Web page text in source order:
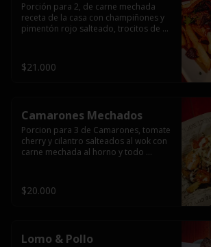
Porción para 2, de carne mechada
receta de la casa con champiñones y
pimentón rojo salteado, trocitos de
papas fritas.
$21.000
Camarones Mechados
Porcion para 3 de Camarones, tomate
cherry y cilantro salteados al wok con
carne mechada al horno y todo
casera.
$20.000
Lomo & Pollo